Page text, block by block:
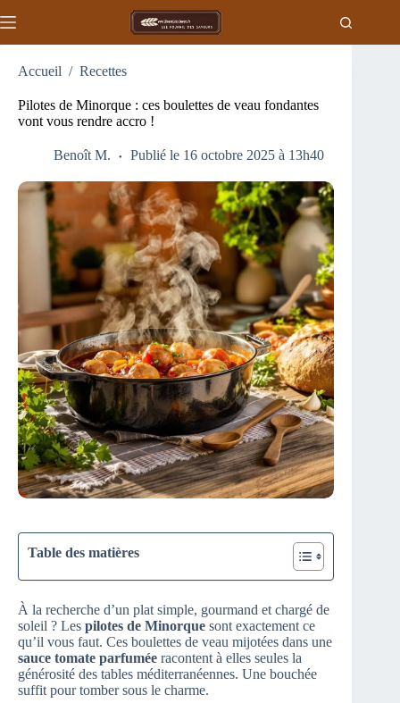
au
Accueil / Recettes
Pilotes de Minorque : ces boulettes de veau fondantes
vont vous rendre accro !
Benoît M. Publié le 16 octobre 2025 à 13h40
Table des matières
À la recherche d’un plat simple, gourmand et chargé de
soleil ? Les pilotes de Minorque sont exactement ce
qu’il vous faut. Ces boulettes de veau mijotées dans une
sauce tomate parfumée racontent à elles seules la
générosité des tables méditerranéennes. Une bouchée
suffit pour tomber sous le charme.